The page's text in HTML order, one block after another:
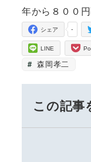
年から８００
-
シェア
LINE
森岡孝二
この記事